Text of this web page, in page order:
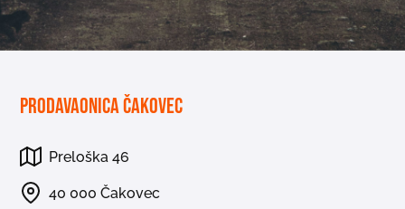
Prodavaonica Čakovec
Preloška 46
40 000 Čakovec